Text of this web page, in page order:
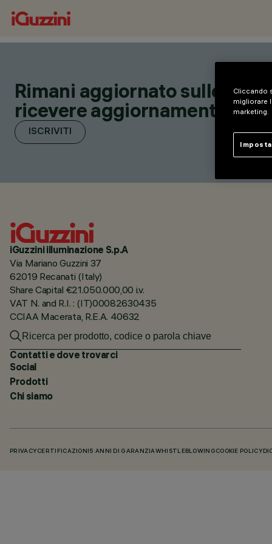
Rimani aggiornato sulle
ricevere aggiornamenti su
ISCRIVITI
iGuzzini illuminazione S.p.A
Via Mariano Guzzini 37
62019 Recanati (Italy)
Share Capital €21.050.000,00 i.v.
VAT N. and R.I. : (IT)00082630435
CCIAA Macerata, R.E.A. 40632
Contatti e dove trovarci
Social
Prodotti
Chi siamo
PRIVACY CERTIFICAZIONI 5 ANNI DI GARANZIAWHISTLEBLOWING COOKIE POLICY
Cliccando
migliorare
marketing.